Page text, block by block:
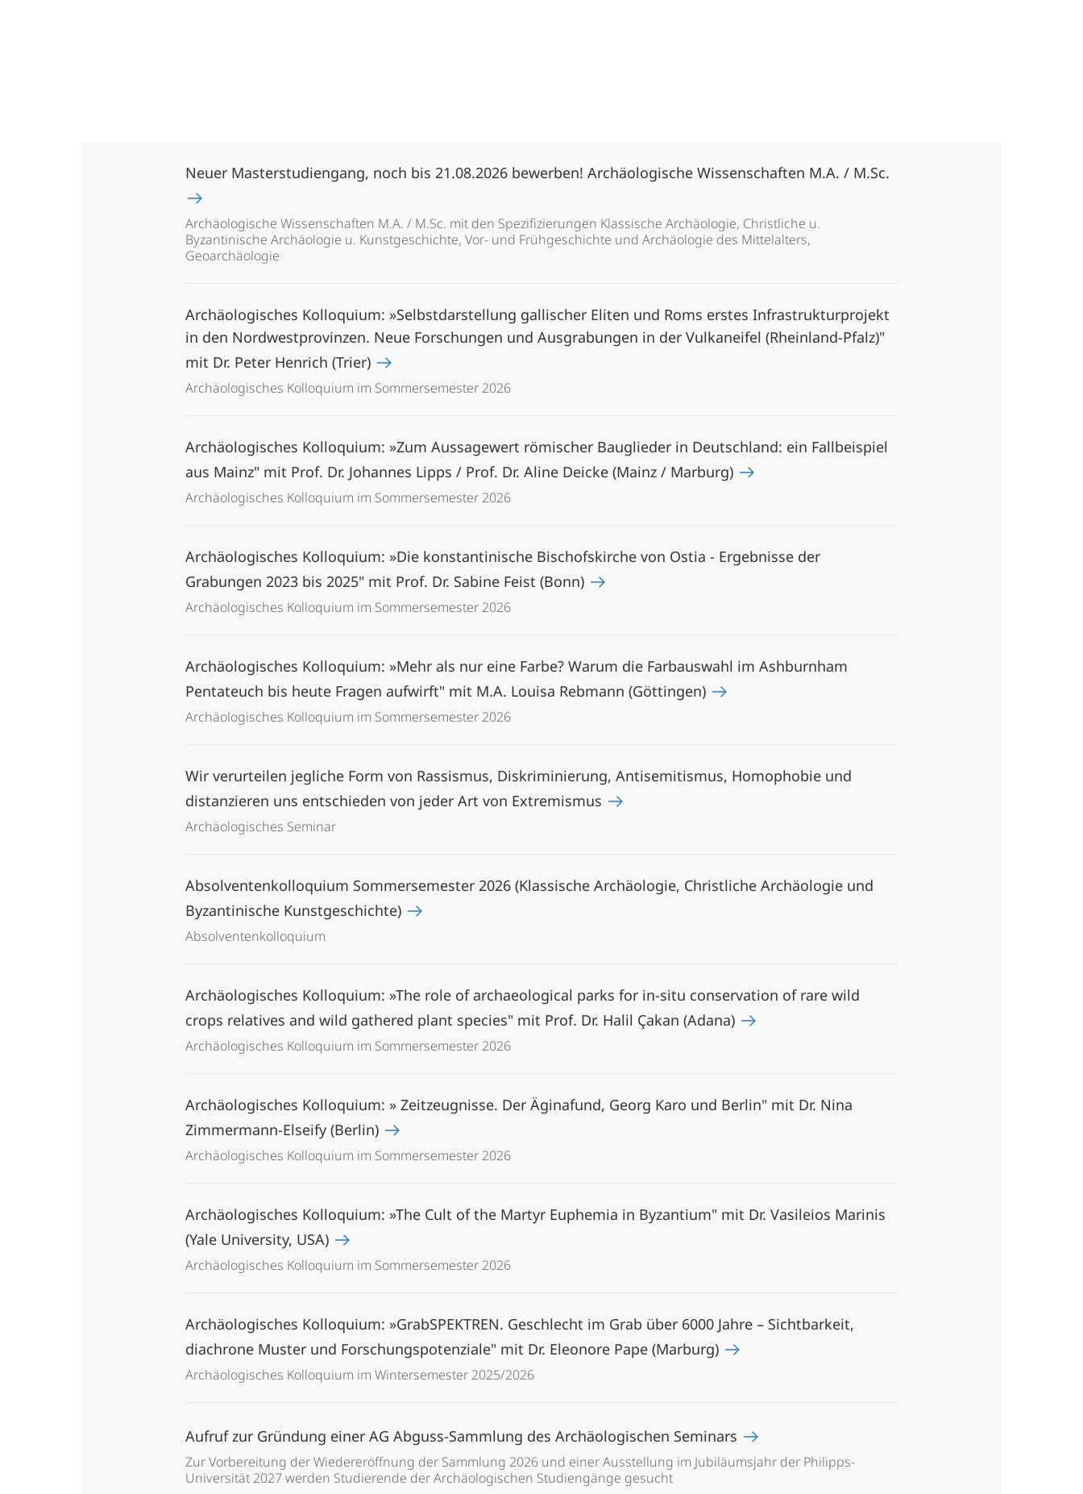
Neuer Masterstudiengang, noch bis 21.08.2026 bewerben! Archäologische Wissenschaften M.A. / M.Sc.
Archäologische Wissenschaften M.A. / M.Sc. mit den Spezifizierungen Klassische Archäologie, Christliche u.
Byzantinische Archäologie u. Kunstgeschichte, Vor- und Frühgeschichte und Archäologie des Mittelalters,
Geoarchäologie
Archäologisches Kolloquium: »Selbstdarstellung gallischer Eliten und Roms erstes Infrastrukturprojekt
in den Nordwestprovinzen. Neue Forschungen und Ausgrabungen in der Vulkaneifel (Rheinland-Pfalz)"
mit Dr. Peter Henrich (Trier)
Archäologisches Kolloquium im Sommersemester 2026
Archäologisches Kolloquium: »Zum Aussagewert römischer Bauglieder in Deutschland: ein Fallbeispiel
aus Mainz" mit Prof. Dr. Johannes Lipps / Prof. Dr. Aline Deicke (Mainz / Marburg)
Archäologisches Kolloquium im Sommersemester 2026
Archäologisches Kolloquium: »Die konstantinische Bischofskirche von Ostia - Ergebnisse der
Grabungen 2023 bis 2025" mit Prof. Dr. Sabine Feist (Bonn)
Archäologisches Kolloquium im Sommersemester 2026
Archäologisches Kolloquium: »Mehr als nur eine Farbe? Warum die Farbauswahl im Ashburnham
Pentateuch bis heute Fragen aufwirft" mit M.A. Louisa Rebmann (Göttingen)
Archäologisches Kolloquium im Sommersemester 2026
Wir verurteilen jegliche Form von Rassismus, Diskriminierung, Antisemitismus, Homophobie und
distanzieren uns entschieden von jeder Art von Extremismus
Archäologisches Seminar
Absolventenkolloquium Sommersemester 2026 (Klassische Archäologie, Christliche Archäologie und
Byzantinische Kunstgeschichte)
Absolventenkolloquium
Archäologisches Kolloquium: »The role of archaeological parks for in-situ conservation of rare wild
crops relatives and wild gathered plant species" mit Prof. Dr. Halil Çakan (Adana)
Archäologisches Kolloquium im Sommersemester 2026
Archäologisches Kolloquium: » Zeitzeugnisse. Der Äginafund, Georg Karo und Berlin" mit Dr. Nina
Zimmermann-Elseify (Berlin)
Archäologisches Kolloquium im Sommersemester 2026
Archäologisches Kolloquium: »The Cult of the Martyr Euphemia in Byzantium" mit Dr. Vasileios Marinis
(Yale University, USA)
Archäologisches Kolloquium im Sommersemester 2026
Archäologisches Kolloquium: »GrabSPEKTREN. Geschlecht im Grab über 6000 Jahre – Sichtbarkeit,
diachrone Muster und Forschungspotenziale" mit Dr. Eleonore Pape (Marburg)
Archäologisches Kolloquium im Wintersemester 2025/2026
Aufruf zur Gründung einer AG Abguss-Sammlung des Archäologischen Seminars
Zur Vorbereitung der Wiedereröffnung der Sammlung 2026 und einer Ausstellung im Jubiläumsjahr der Philipps-
Universität 2027 werden Studierende der Archäologischen Studiengänge gesucht